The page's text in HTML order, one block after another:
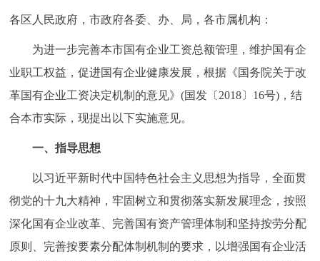
便民服务 利企服务 投资项目
中介服务 阳光政务
政民互动
参与调查 在线访谈 图说互动
北京概况 十六区概览 人文北京
各区人民政府，市政府各委、办、局，各市属机构：
为进一步完善本市国有企业工资总额管理，维护国有企
业职工权益，促进国有企业健康发展，根据《国务院关于改
革国有企业工资决定机制的意见》(国发〔2018〕16号)，结
合本市实际，现提出以下实施意见。
一、指导思想
以习近平新时代中国特色社会主义思想为指导，全面贯
彻党的十九大精神，牢固树立和贯彻落实新发展理念，按照
深化国有企业改革、完善国有资产管理体制和坚持按劳分配
原则、完善按要素分配体制机制的要求，以增强国有企业活